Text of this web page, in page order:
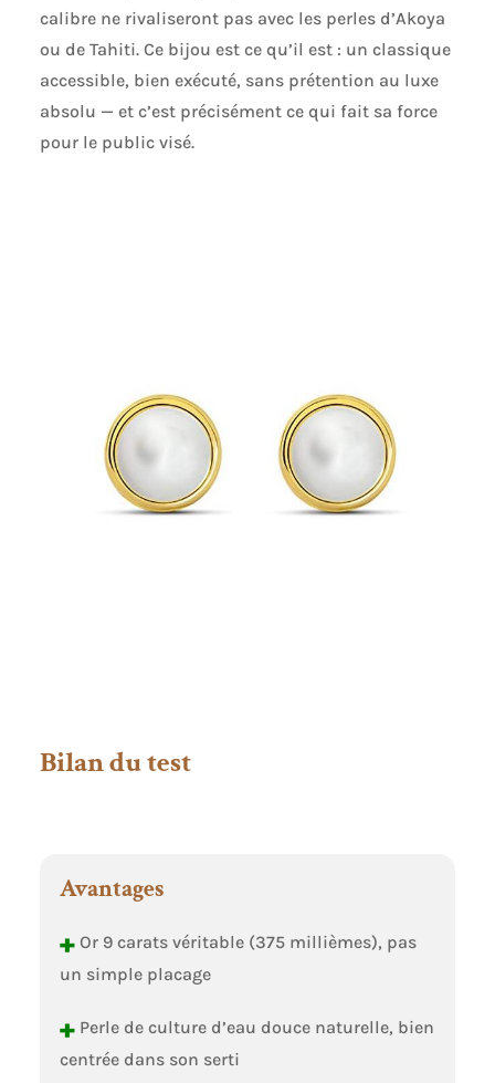
calibre ne rivaliseront pas avec les perles d’Akoya
ou de Tahiti. Ce bijou est ce qu’il est : un classique
accessible, bien exécuté, sans prétention au luxe
absolu — et c’est précisément ce qui fait sa force
pour le public visé.
Bilan du test
Avantages
+Or 9 carats véritable (375 millièmes), pas
un simple placage
+Perle de culture d’eau douce naturelle, bien
centrée dans son serti